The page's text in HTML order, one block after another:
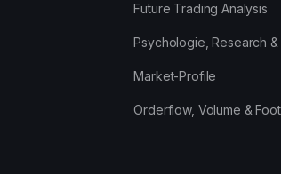
Future Trading Analysis
Psychologie, Research
Market-Profile
Orderflow, Volume &